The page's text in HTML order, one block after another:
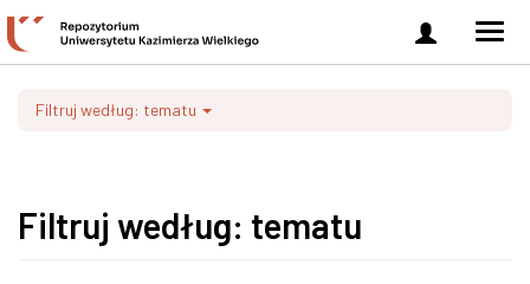
Zaloguj
się
Filtruj według: tematu
Filtruj według: tematu